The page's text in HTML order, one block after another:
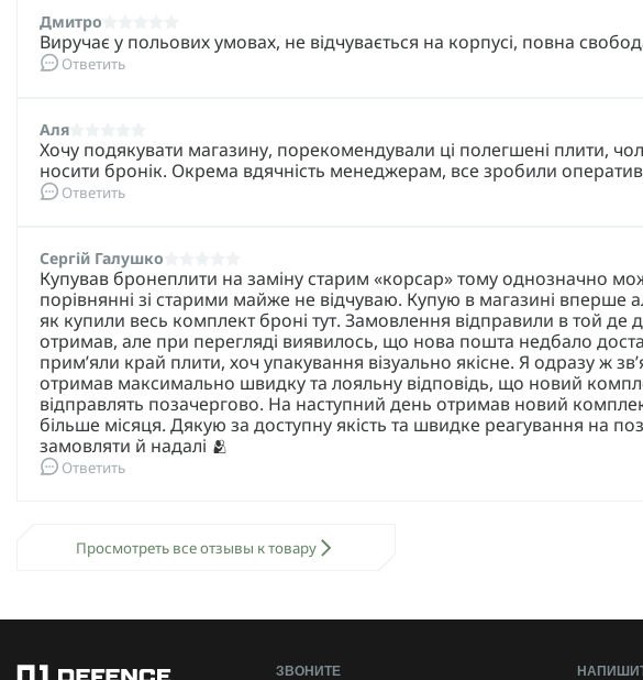
повышенного огневого поражения, штурмовых и специальных
где требуется максимальный уровень баллистической защиты без
Характеристики:
Материал:
керамо-композит (SiC), сверхвысокомолекулярный
Размер:M (25×30), L (26×33).
Вес одной плиты:
Зона защиты:грудь / спина.
Многоударность:более 3 попаданий.
Испытания:независимые лабораторные, с протоколами.
Помни о том, что твоя безопасность — самое ценное. Не пренебрегай
Дмитро
Виручає у польових умовах, не відчувається на корпусі, повна
Ответить
Аля
Хочу подякувати магазину, порекомендували ці полегшені плити,
носити бронік. Окрема вдячність менеджерам, все зробили
Ответить
Сергій Галушко
Купував бронеплити на заміну старим «корсар» тому однозначно
порівнянні зі старими майже не відчуваю. Купую в магазині вперше
як купили весь комплект броні тут. Замовлення відправили в той де
отримав, але при перегляді виявилось, що нова пошта недбало
примʼяли край плити, хоч упакування візуально якісне. Я одразу ж
отримав максимально швидку та лояльну відповідь, що новий
відправлять позачергово. На наступний день отримав новий
більше місяця. Дякую за доступну якість та швидке реагування на
замовляти й надалі 🫂
Ответить
Просмотреть все отзывы к товару
ЗВОНИТЕ